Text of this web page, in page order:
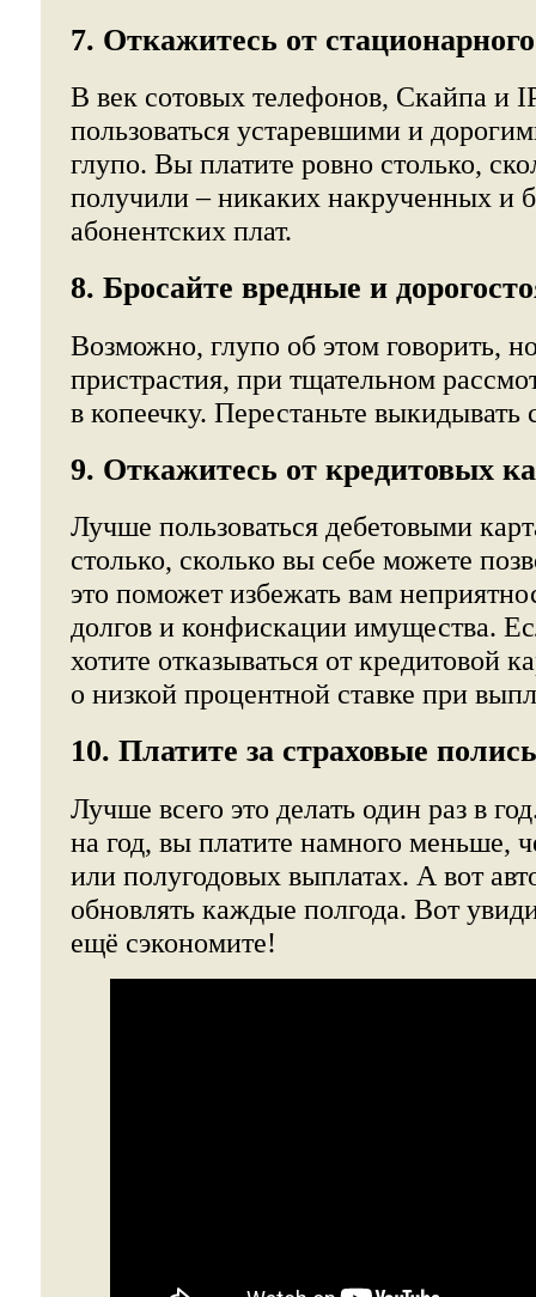
7. Откажитесь от
В век сотовых телефонов, Скайпа и
пользоваться устаревшими и
глупо. Вы платите ровно столько,
получили – никаких накрученных и
абонентских плат.
8. Бросайте вредные и
Возможно, глупо об этом говорить,
пристрастия, при тщательном
в копеечку. Перестаньте выкидывать
9. Откажитесь от кредитовых
Лучше пользоваться дебетовыми
столько, сколько вы себе можете
это поможет избежать вам
долгов и конфискации имущества.
хотите отказываться от кредитовой
о низкой процентной ставке при
10. Платите за страховые
Лучше всего это делать один раз в
на год, вы платите намного меньше,
или полугодовых выплатах. А вот
обновлять каждые полгода. Вот
ещё сэкономите!